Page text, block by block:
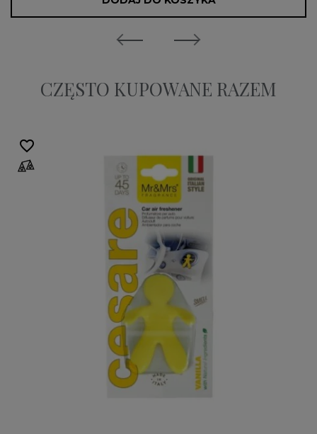
CZĘSTO KUPOWANE RAZEM
favorite_border